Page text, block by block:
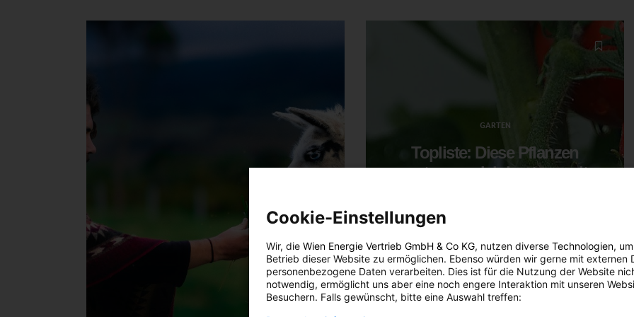
GARTEN
Topliste: Diese Pflanzen
vertragen sich bestens mit
29. MAI 2020 VONENERGIELEBEN REDAKTION
Cookie-Einstellungen
Wir, die Wien Energie Vertrieb GmbH & Co KG, nutzen diverse Technologien,
Betrieb dieser Website zu ermöglichen. Ebenso würden wir gerne mit externen
personenbezogene Daten verarbeiten. Dies ist für die Nutzung der Website
notwendig, ermöglicht uns aber eine noch engere Interaktion mit unseren
Besuchern. Falls gewünscht, bitte eine Auswahl treffen: